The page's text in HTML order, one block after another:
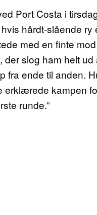
Port Costa i
hårdt-slående ry
med en finte
slog ham helt ud
fra ende til anden.
kampen
runde.”